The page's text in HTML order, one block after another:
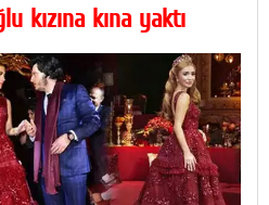
kızına kına yaktı